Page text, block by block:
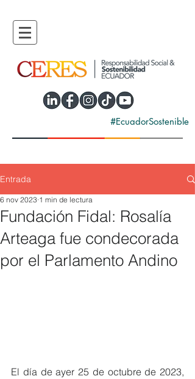
#EcuadorSostenible
Entrada
Fundación Fidal: Rosalía
Arteaga fue condecorada
por el Parlamento Andino
6 nov 2023 1 min de lectura
El día de ayer 25 de octubre de 2023,